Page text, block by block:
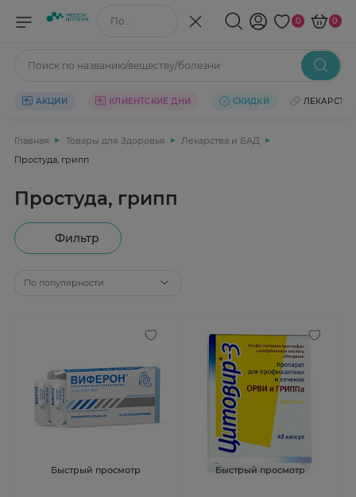
Поиск по названию/веществу 0 0
Поиск по названию/веществу/болезни
АКЦИИ КЛИЕНТСКИЕ ДНИ СКИДКИ ЛЕКАРСТВА
Главная Товары для Здоровья
Лекарства и БАД
Простуда, грипп
Простуда, грипп
Фильтр
По популярности
Быстрый просмотр Быстрый просмотр